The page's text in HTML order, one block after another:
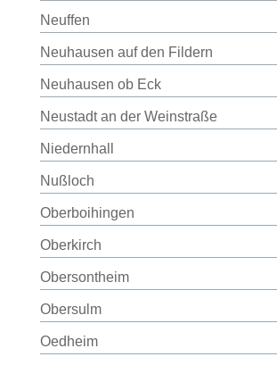
Neuffen
Neuhausen auf den Fildern
Neuhausen ob Eck
Neustadt an der Weinstraße
Niedernhall
Nußloch
Oberboihingen
Oberkirch
Obersontheim
Obersulm
Oedheim